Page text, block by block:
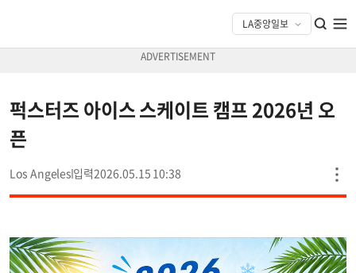
퍽스터즈 아이스 스케이트 캠프 2026년 오
픈
Los Angeles 2026.05.15 10:38